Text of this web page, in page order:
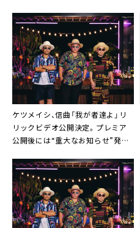
ケツメイシ、信曲「我が者達よ」リ
リックビデオ公開決定。プレミア
公開後には“重大なお知らせ”発表